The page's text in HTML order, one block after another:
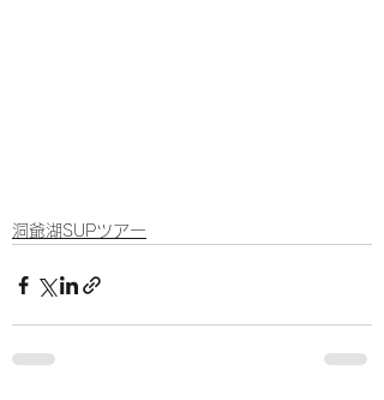
洞爺湖SUPツアー